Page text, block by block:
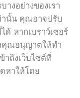
งอย่างของเรา
านั้น คุณอาจปรับ
ด้ หากเบราว์เซอร์
คุณอนุญาตให้ทำ
าถึงเว็บไซต์ที่
หาให้โดย